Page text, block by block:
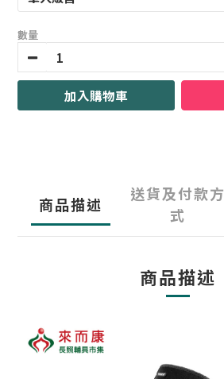
數量
加入購物車
商品描述
送貨及付款方
式
商品描述